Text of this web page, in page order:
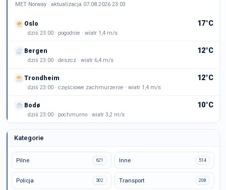
MET Norway · aktualizacja 07.08.2026 23:03
Oslo 17°C
dziś 23:00 · pogodnie · wiatr 1,4 m/s
Bergen 12°C
dziś 23:00 · deszcz · wiatr 6,4 m/s
Trondheim 12°C
dziś 23:00 · częściowe zachmurzenie · wiatr 1,4 m/s
Bodø 10°C
dziś 23:00 · pochmurno · wiatr 3,2 m/s
Kategorie
Pilne 621 Inne 514
Policja 302 Transport 208